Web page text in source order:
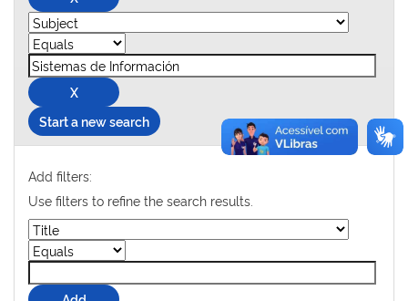
Start a new search
Add filters:
Use filters to refine the search results.